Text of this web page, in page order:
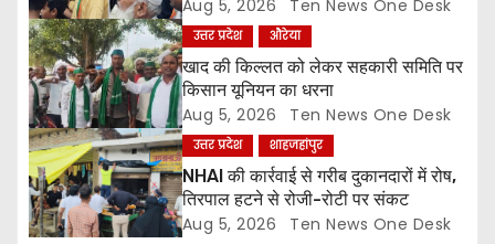
i
o
n
Aug 5, 2026 Ten News One Desk
उत्तर प्रदेश औरेया
खाद की किल्लत को लेकर सहकारी समिति पर
किसान यूनियन का धरना
Aug 5, 2026 Ten News One Desk
उत्तर प्रदेश शाहजहांपुर
NHAI की कार्रवाई से गरीब दुकानदारों में रोष,
तिरपाल हटने से रोजी-रोटी पर संकट
Aug 5, 2026 Ten News One Desk